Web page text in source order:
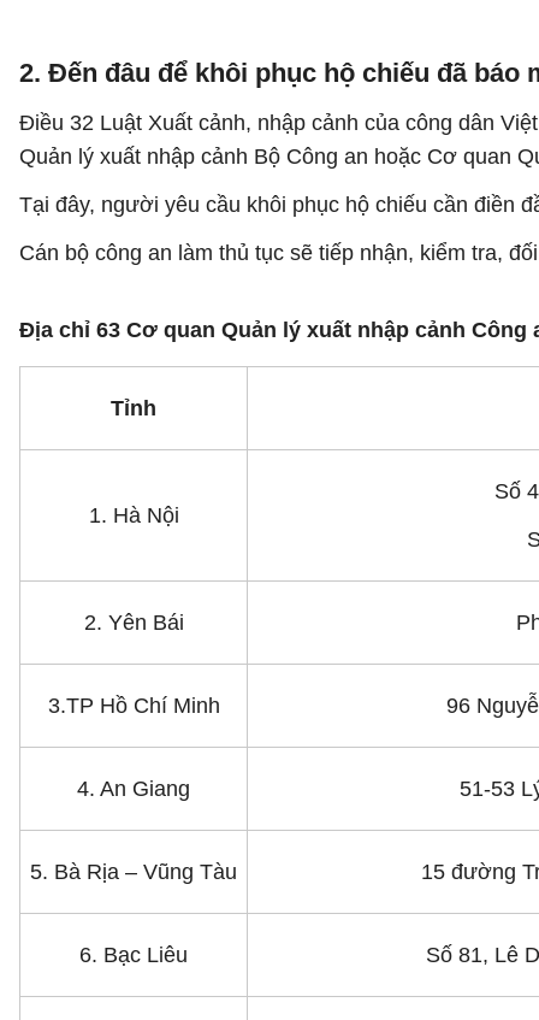
2. Đến đâu để khôi phục hộ chiếu đã báo
Điều 32 Luật Xuất cảnh, nhập cảnh của công dân
Quản lý xuất nhập cảnh Bộ Công an hoặc Cơ quan
Tại đây, người yêu cầu khôi phục hộ chiếu cần điền
Cán bộ công an làm thủ tục sẽ tiếp nhận, kiểm tra,
Địa chỉ 63 Cơ quan Quản lý xuất nhập cảnh Công
Tỉnh
1. Hà Nội
Số
2. Yên Bái
3.TP Hồ Chí Minh 96
4. An Giang 51-53
5. Bà Rịa – Vũng Tàu 15 đường
6. Bạc Liêu Số 81, Lê